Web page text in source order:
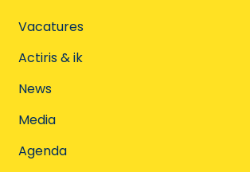
Vacatures
Actiris & ik
News
Media
Agenda